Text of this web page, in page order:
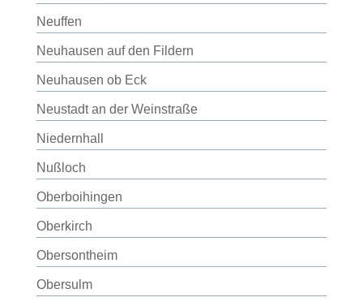
Neuffen
Neuhausen auf den Fildern
Neuhausen ob Eck
Neustadt an der Weinstraße
Niedernhall
Nußloch
Oberboihingen
Oberkirch
Obersontheim
Obersulm